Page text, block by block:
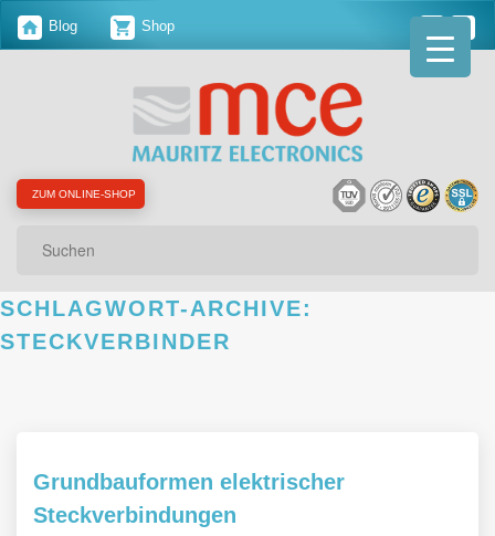
Blog Shop
ZUM ONLINE-SHOP
SCHLAGWORT-ARCHIVE:
STECKVERBINDER
Grundbauformen elektrischer
Steckverbindungen